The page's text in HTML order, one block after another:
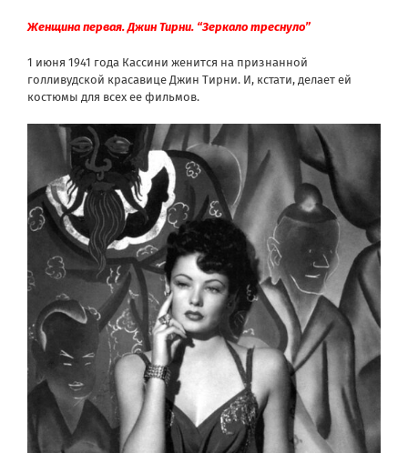
Женщина первая. Джин Тирни. “Зеркало треснуло”
1 июня 1941 года Кассини женится на признанной
голливудской красавице Джин Тирни. И, кстати, делает ей
костюмы для всех ее фильмов.